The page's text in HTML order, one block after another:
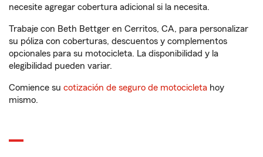
necesite agregar cobertura adicional si la necesita.
Trabaje con Beth Bettger en Cerritos, CA, para personalizar
su póliza con coberturas, descuentos y complementos
opcionales para su motocicleta. La disponibilidad y la
elegibilidad pueden variar.
Comience su cotización de seguro de motocicleta hoy
mismo.